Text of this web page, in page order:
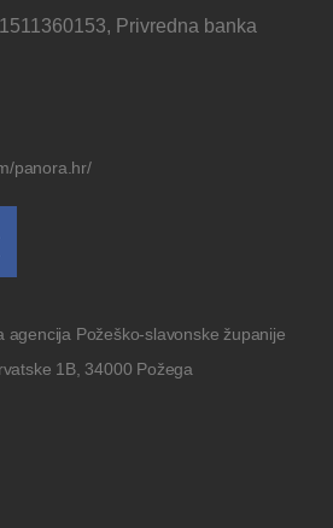
Privredna banka
panora.hr/
agencija Požeško-slavonske županije
1B, 34000 Požega